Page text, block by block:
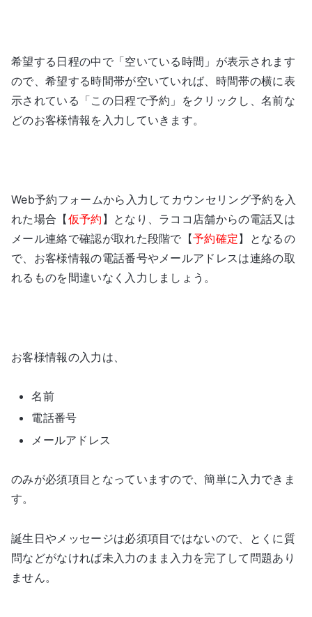
希望する日程の中で「空いている時間」が表示されます
ので、希望する時間帯が空いていれば、時間帯の横に表
示されている「この日程で予約」をクリックし、名前な
どのお客様情報を入力していきます。
Web予約フォームから入力してカウンセリング予約を入
れた場合【仮予約 】となり、ラココ店舗からの電話又は
メール連絡で確認が取れた段階で【予約確定】となるの
で、お客様情報の電話番号やメールアドレスは連絡の取
れるものを間違いなく入力しましょう。
お客様情報の入力は、
名前
電話番号
メールアドレス
のみが必須項目となっていますので、簡単に入力できま
す。
誕生日やメッセージは必須項目ではないので、とくに質
問などがなければ未入力のまま入力を完了して問題あり
ません。